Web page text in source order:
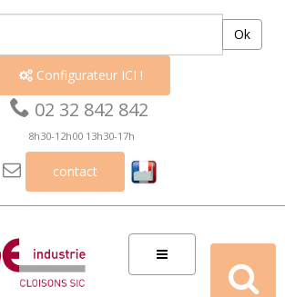
Ok
 Configurateur ICI !
 02 32 842 842
8h30-12h00 13h30-17h
 contact